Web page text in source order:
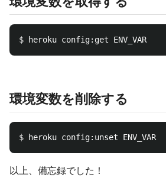
$
環境変数を削除する
$
以上、備忘録でした！